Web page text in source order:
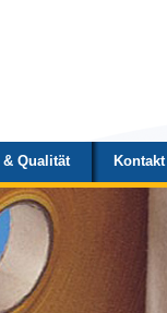
Qualität Kontakt